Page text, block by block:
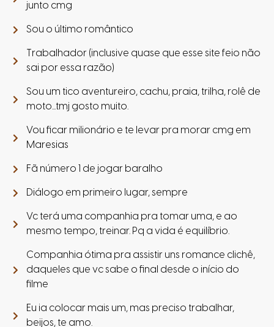
junto cmg
Sou o último romântico
Trabalhador (inclusive quase que esse site feio não
sai por essa razão)
Sou um tico aventureiro, cachu, praia, trilha, rolê de
moto...tmj gosto muito.
Vou ficar milionário e te levar pra morar cmg em
Maresias
Fã número 1 de jogar baralho
Diálogo em primeiro lugar, sempre
Vc terá uma companhia pra tomar uma, e ao
mesmo tempo, treinar. Pq a vida é equilíbrio.
Companhia ótima pra assistir uns romance clichê,
daqueles que vc sabe o final desde o início do
filme
Eu ia colocar mais um, mas preciso trabalhar,
beijos, te amo.